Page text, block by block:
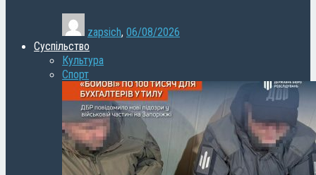
zapsich, 06/08/2026
Суспільство
Культура
Спорт